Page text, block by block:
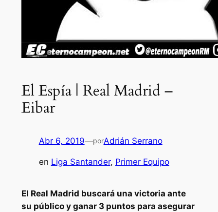
El Espía | Real Madrid –
Eibar
Abr 6, 2019—porAdrián Serrano
en Liga Santander, Primer Equipo
El Real Madrid buscará una victoria ante
su público y ganar 3 puntos para asegurar